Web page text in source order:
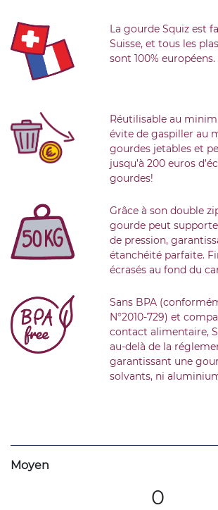
La gourde Squiz est
Suisse, et tous les
sont 100% européens.
Réutilisable au
évite de gaspiller au
gourdes jetables et
jusqu’à 200 euros
gourdes!
Grâce à son double
gourde peut
de pression,
étanchéité parfaite.
écrasés au fond du
Sans BPA
N°2010-729) et
contact alimentaire,
au-delà de la
garantissant une
solvants, ni
Moyen
0